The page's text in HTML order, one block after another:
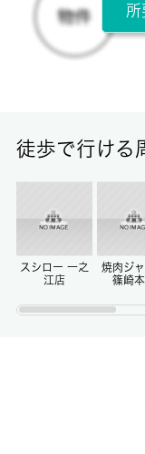
所在階
3階 / 3階建
-/-
権利金/雑費
所
徒歩で行ける
スシロー 一之
江店
焼肉ジ
篠崎